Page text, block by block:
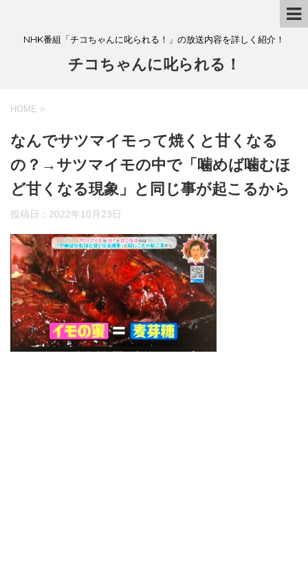
NHK番組「チコちゃんに叱られる！」の放送内容を詳しく紹介！
チコちゃんに叱られる！
HOME >
なんでサツマイモって焼くと甘くなる
の？→サツマイモの中で「噛めば噛むほ
ど甘くなる現象」と同じ事が起こるから
投稿日： 2022年10月23日